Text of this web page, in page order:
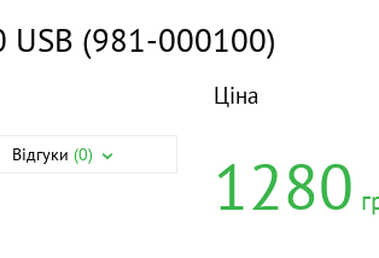
USB (981-000100)
Відгуки (0)
Ціна
1280